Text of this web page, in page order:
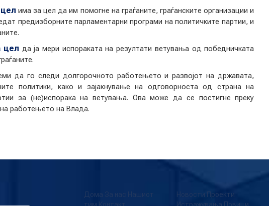
има за цел да им помогне на граѓаните, граѓанските организации и
предизборните парламентарни програми на политичките партии, и
цел да ја мери испораката на резултати ветувања од победничката
да го следи долгорочното работењето и развојот на државата,
политики, како и зајакнување на одговорноста од страна на
за (не)испорака на ветувања. Ова може да се постигне преку
работењето на Влада.
Дома За нас
Нашиот
Новости Проекти